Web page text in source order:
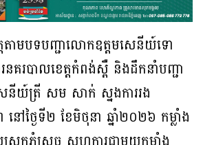
តតាមបទបញ្ជាលោកឧត្ដមសេនីយ៍ទោ
របាលខេត្តកំពង់ស្ពឺ និងដឹកនាំបញ្ជា
នីយ៍ត្រី សម សាក់ ស្នងការរង
ៅថ្ងៃទី២ ខែមិថុនា ឆ្នាំ២០២៦ កម្លាំង